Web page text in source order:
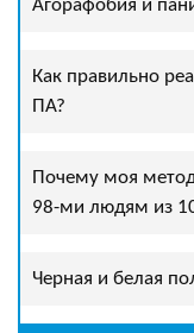
Агорафобия и
Как правильно
ПА?
Почему моя
98-ми людям из
Черная и белая